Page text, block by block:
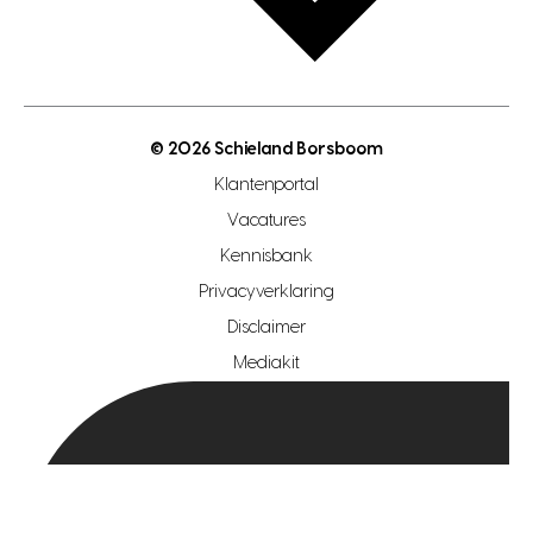
gratis zoekprofiel aanmaken
open woningwaarde dag
makelaar regio zoetermeer
hypotheekshop regio den haag
hypotheekshop regio rotterdam
© 2026 Schieland Borsboom
Klantenportal
Vacatures
Kennisbank
Privacyverklaring
Disclaimer
Mediakit